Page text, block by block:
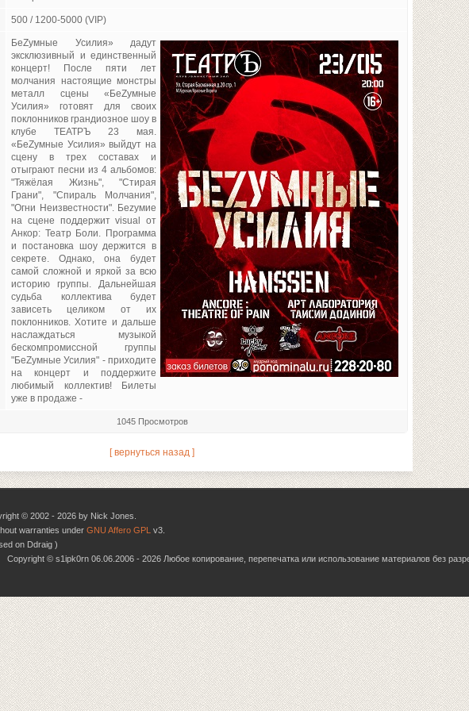
500 / 1200-5000 (VIP)
БеZумные Усилия» дадут
эксклюзивный и единственный
концерт! После пяти лет
молчания настоящие монстры
металл сцены «БеZумные
Усилия» готовят для своих
поклонников грандиозное шоу в
клубе ТЕАТРЪ 23 мая.
«БеZумные Усилия» выйдут на
сцену в трех составах и
отыграют песни из 4 альбомов:
"Тяжёлая Жизнь", "Стирая
Грани", "Спираль Молчания",
"Огни Неизвестности". Беzумие
на сцене поддержит visual от
Анкор: Театр Боли. Программа
и постановка шоу держится в
секрете. Однако, она будет
самой сложной и яркой за всю
историю группы. Дальнейшая
судьба коллектива будет
зависеть целиком от их
поклонников. Хотите и дальше
наслаждаться музыкой
бескомпромиссной группы
"БеZумные Усилия" - приходите
на концерт и поддержите
любимый коллектив! Билеты
уже в продаже -
1045 Просмотров
[ вернуться назад ]
© 2002 - 2026 by Nick Jones.
warranties under GNU Affero GPL v3.
on Ddraig )
Copyright © s1ipk0rn 06.06.2006 - 2026 Любое копирование, перепечатка или использование материалов без